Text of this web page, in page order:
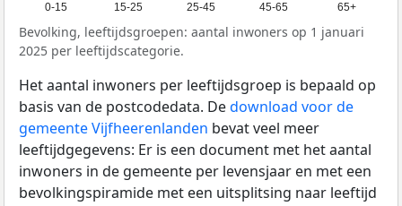
0-15 15-25 25-45 45-65 65+
Bevolking, leeftijdsgroepen: aantal inwoners op 1 januari
2025 per leeftijdscategorie.
Het aantal inwoners per leeftijdsgroep is bepaald op
basis van de postcodedata. Dedownload voor de
gemeente Vijfheerenlanden bevat veel meer
leeftijdgegevens: Er is een document met het aantal
inwoners in de gemeente per levensjaar en met een
bevolkingspiramide met een uitsplitsing naar leeftijd